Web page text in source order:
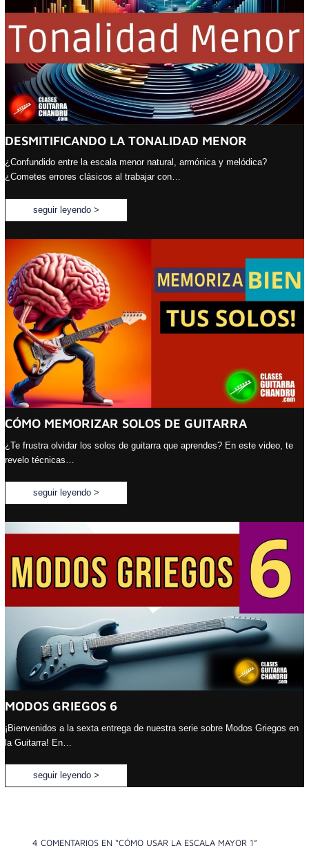
DESMITIFICANDO LA TONALIDAD MENOR
¿Confundido entre la escala menor natural, armónica y melódica?
¿Cometes errores clásicos al trabajar con…
seguir leyendo >
CÓMO MEMORIZAR SOLOS DE GUITARRA
¿Te frustra olvidar los solos de guitarra que aprendes? En este video, te
revelo técnicas…
seguir leyendo >
MODOS GRIEGOS 6
¡Bienvenidos a la sexta entrega de nuestra serie sobre Modos Griegos en
la Guitarra! En…
seguir leyendo >
4 COMENTARIOS EN “CÓMO USAR LA ESCALA MAYOR 1”